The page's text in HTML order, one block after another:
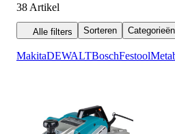
38 Artikel
Alle filters Sorteren Categorieën
MakitaDEWALTBoschFestool